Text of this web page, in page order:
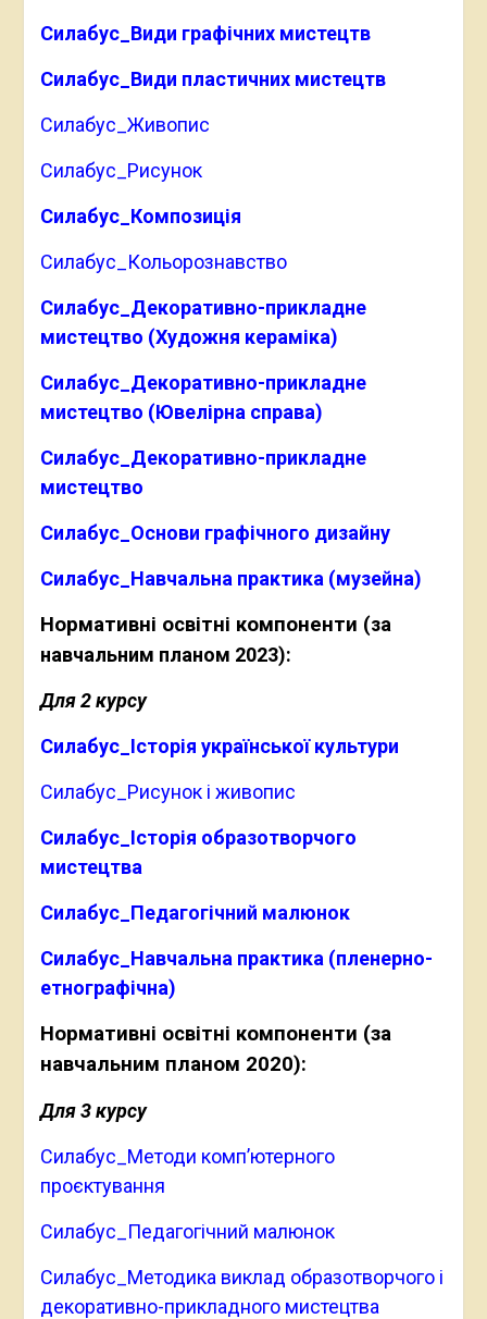
Силабус_Види графічних мистецтв
Силабус_Види пластичних мистецтв
Силабус_Живопис
Силабус_Рисунок
Силабус_Композиція
Силабус_Кольорознавство
Силабус_Декоративно-прикладне
мистецтво (Художня кераміка)
Силабус_Декоративно-прикладне
мистецтво (Ювелірна справа)
Силабус_Декоративно-прикладне
мистецтво
Силабус_Основи графічного дизайну
Силабус_Навчальна практика (музейна)
Нормативні освітні компоненти (за
навчальним планом 2023):
Для 2 курсу
Силабус_Історія української культури
Силабус_Рисунок і живопис
Силабус_Історія образотворчого
мистецтва
Силабус_Педагогічний малюнок
Силабус_Навчальна практика (пленерно-
етнографічна)
Нормативні освітні компоненти (за
навчальним планом 2020):
Для 3 курсу
Силабус_Методи комп’ютерного
проєктування
Силабус_Педагогічний малюнок
Силабус_Методика виклад образотворчого і
декоративно-прикладного мистецтва